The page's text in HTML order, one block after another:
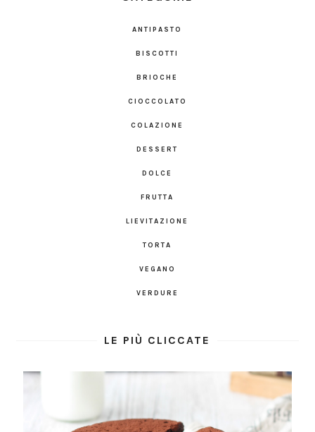
ANTIPASTO
BISCOTTI
BRIOCHE
CIOCCOLATO
COLAZIONE
DESSERT
DOLCE
FRUTTA
LIEVITAZIONE
TORTA
VEGANO
VERDURE
LE PIÙ CLICCATE